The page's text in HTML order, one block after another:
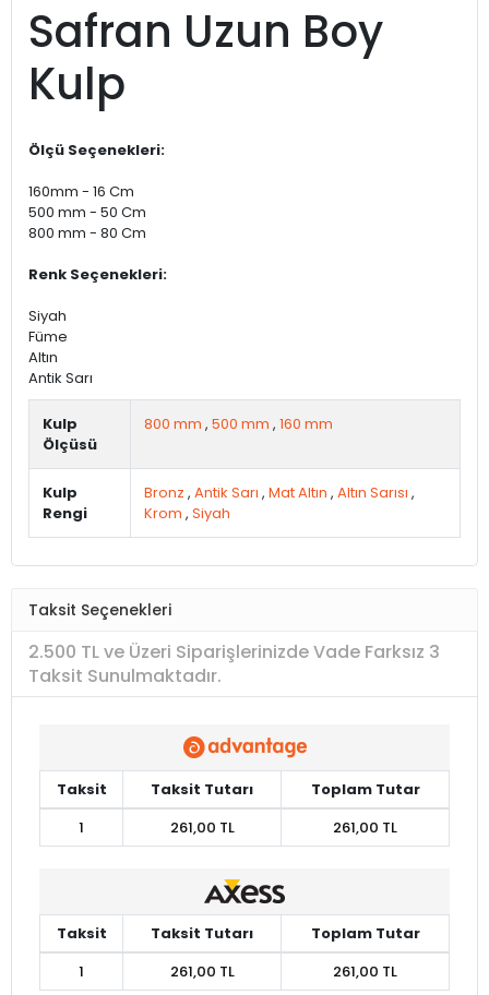
Safran Uzun Boy
Kulp
Ölçü Seçenekleri:
160mm - 16 Cm
500 mm - 50 Cm
800 mm - 80 Cm
Renk Seçenekleri:
Siyah
Füme
Altın
Antik Sarı
Kulp
Ölçüsü
800 mm , 500 mm , 160 mm
Kulp
Rengi
Bronz , Antik Sarı , Mat Altın , Altın Sarısı ,
Krom , Siyah
Taksit Seçenekleri
2.500 TL ve Üzeri Siparişlerinizde Vade Farksız 3
Taksit Sunulmaktadır.
Taksit Taksit Tutarı
Toplam Tutar
1
261,00 TL 261,00 TL
Taksit Taksit Tutarı
Toplam Tutar
1
261,00 TL 261,00 TL